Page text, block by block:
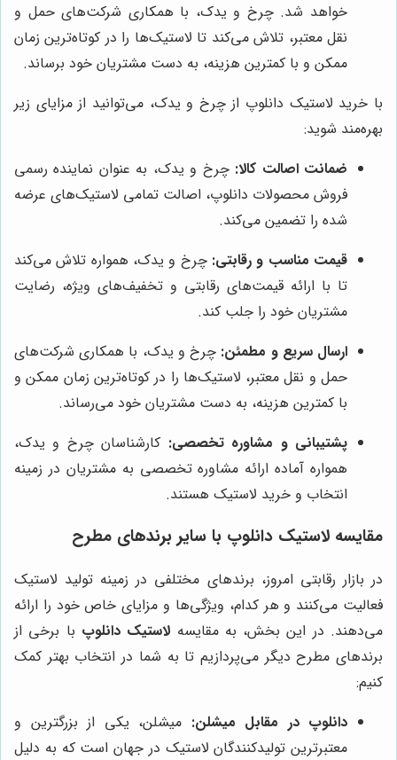
خواهد شد. چرخ و یدک، با همکاری شرکت‌های حمل و
نقل معتبر، تلاش می‌کند تا لاستیک‌ها را در کوتاه‌ترین زمان
ممکن و با کمترین هزینه، به دست مشتریان خود برساند.
با خرید لاستیک دانلوپ از چرخ و یدک، می‌توانید از مزایای زیر
بهره‌مند شوید:
ضمانت اصالت کالا: چرخ و یدک، به عنوان نماینده رسمی
فروش محصولات دانلوپ، اصالت تمامی لاستیک‌های عرضه
شده را تضمین می‌کند.
قیمت مناسب و رقابتی: چرخ و یدک، همواره تلاش می‌کند
تا با ارائه قیمت‌های رقابتی و تخفیف‌های ویژه، رضایت
مشتریان خود را جلب کند.
ارسال سریع و مطمئن: چرخ و یدک، با همکاری شرکت‌های
حمل و نقل معتبر، لاستیک‌ها را در کوتاه‌ترین زمان ممکن و
با کمترین هزینه، به دست مشتریان خود می‌رساند.
پشتیبانی و مشاوره تخصصی: کارشناسان چرخ و یدک،
همواره آماده ارائه مشاوره تخصصی به مشتریان در زمینه
انتخاب و خرید لاستیک هستند.
مقایسه لاستیک دانلوپ با سایر برندهای مطرح
در بازار رقابتی امروز، برندهای مختلفی در زمینه تولید لاستیک
فعالیت می‌کنند و هر کدام، ویژگی‌ها و مزایای خاص خود را ارائه
می‌دهند. در این بخش، به مقایسه لاستیک دانلوپ با برخی از
برندهای مطرح دیگر می‌پردازیم تا به شما در انتخاب بهتر کمک
کنیم:
دانلوپ در مقابل میشلن: میشلن، یکی از بزرگترین و
معتبرترین تولیدکنندگان لاستیک در جهان است که به دلیل